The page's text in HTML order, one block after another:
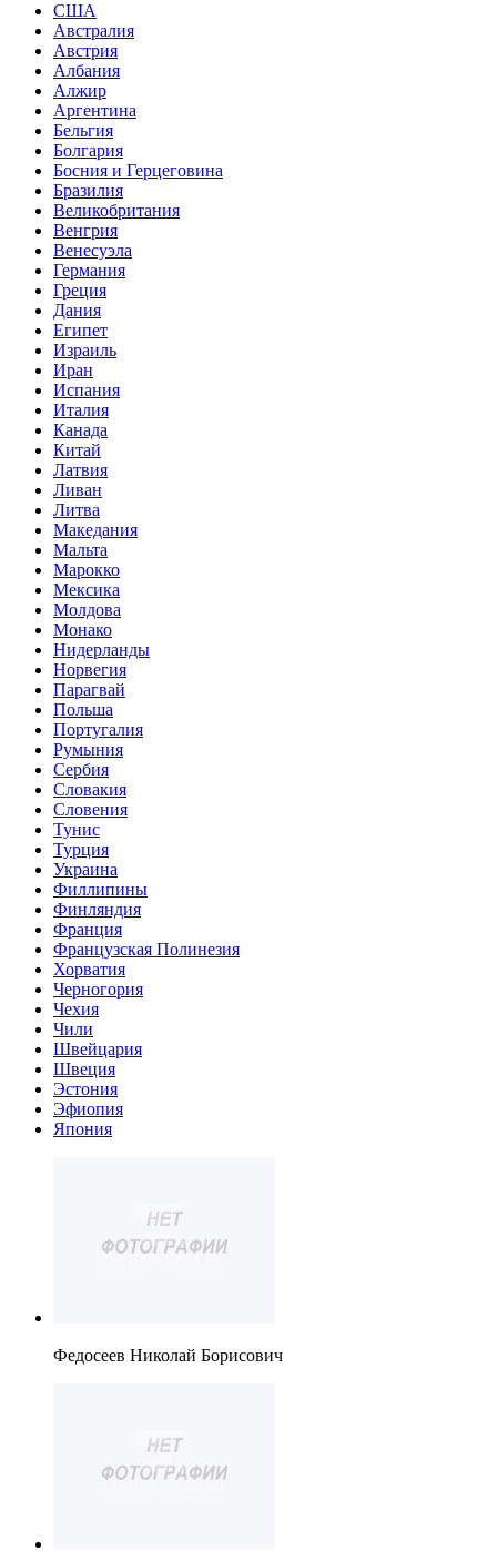
США
Австралия
Австрия
Албания
Алжир
Аргентина
Бельгия
Болгария
Босния и Герцеговина
Бразилия
Великобритания
Венгрия
Венесуэла
Германия
Греция
Дания
Египет
Израиль
Иран
Испания
Италия
Канада
Китай
Латвия
Ливан
Литва
Македания
Мальта
Марокко
Мексика
Молдова
Монако
Нидерланды
Норвегия
Парагвай
Польша
Португалия
Румыния
Сербия
Словакия
Словения
Тунис
Турция
Украина
Филлипины
Финляндия
Франция
Французская Полинезия
Хорватия
Черногория
Чехия
Чили
Швейцария
Швеция
Эстония
Эфиопия
Япония
Федосеев Николай Борисович